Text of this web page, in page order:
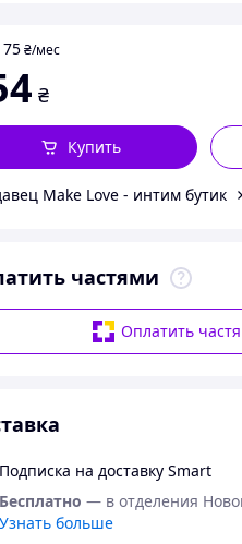
75 ₴/мес
₴
Купить
Make Love - интим бутик
частями
Оплатить
Подписка на доставку Smart
Бесплатно — в отделения
Узнать больше